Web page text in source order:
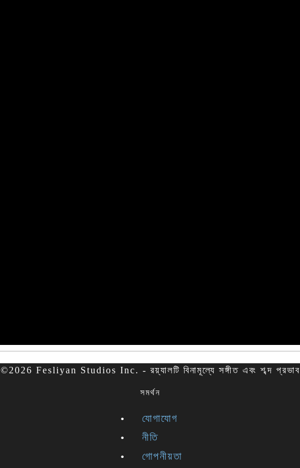
©2026 Fesliyan Studios Inc. - রয়্যালটি বিনামূল্যে সঙ্গীত এবং শব্দ প্রভাব
সমর্থন
যোগাযোগ
নীতি
গোপনীয়তা